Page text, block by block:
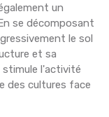
un
se décomposant
le sol
et sa
l'activité
des cultures face